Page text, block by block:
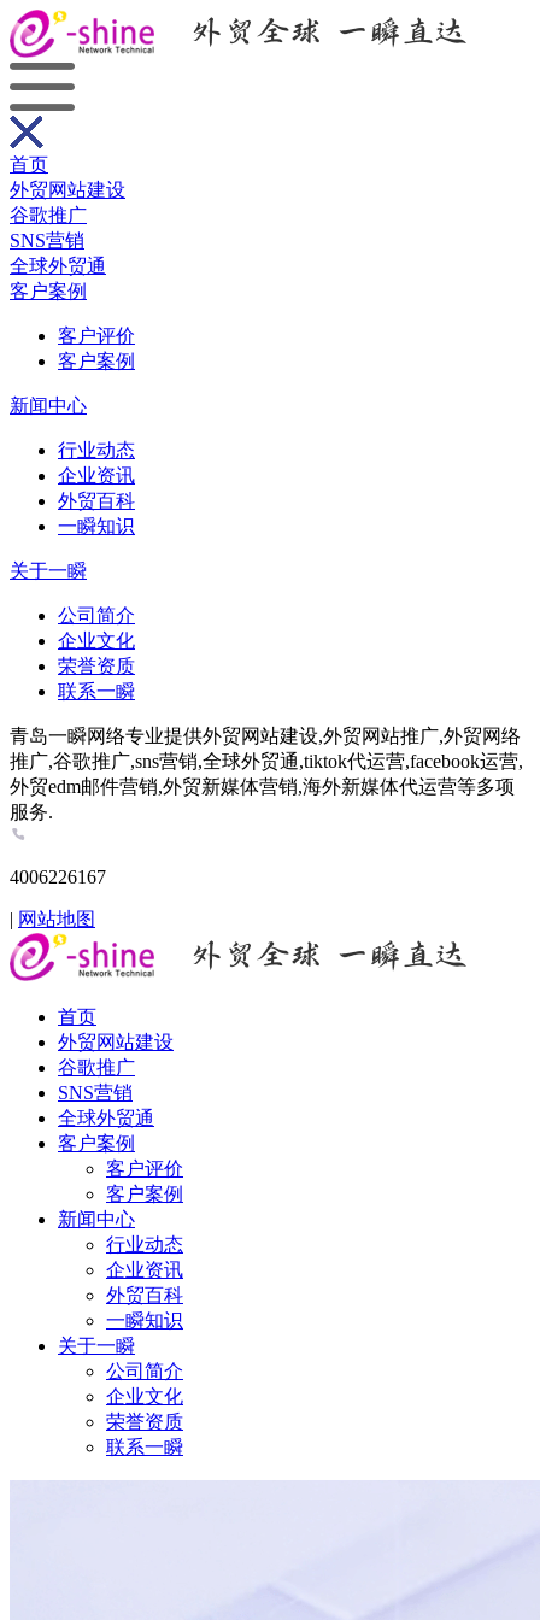
首页
外贸网站建设
谷歌推广
SNS营销
全球外贸通
客户案例
客户评价
客户案例
新闻中心
行业动态
企业资讯
外贸百科
一瞬知识
关于一瞬
公司简介
企业文化
荣誉资质
联系一瞬
青岛一瞬网络专业提供外贸网站建设,外贸网站推广,外贸网络
推广,谷歌推广,sns营销,全球外贸通,tiktok代运营,facebook运营,
外贸edm邮件营销,外贸新媒体营销,海外新媒体代运营等多项
服务.
4006226167
| 网站地图
首页
外贸网站建设
谷歌推广
SNS营销
全球外贸通
客户案例
客户评价
客户案例
新闻中心
行业动态
企业资讯
外贸百科
一瞬知识
关于一瞬
公司简介
企业文化
荣誉资质
联系一瞬